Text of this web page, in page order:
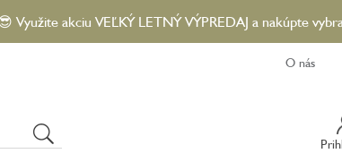
akciu VEĽKÝ LETNÝ VÝPREDAJ a nakúpte vybrané
O nás